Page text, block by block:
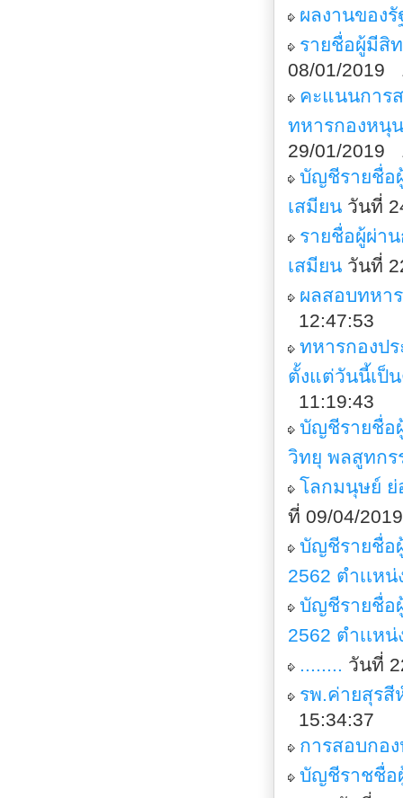
ผลงานของ
รายชื่อผู้มีสิ
08/01/2019
คะแนนการ
ทหารกองหนุ
29/01/2019
บัญชีรายชื่อ
เสมียน วันที่
รายชื่อผู้ผ่า
เสมียน วันที่
ผลสอบทหา
12:47:53
ทหารกองป
ตั้งแต่วันนี้เป็
11:19:43
บัญชีรายชื่อ
วิทยุ พลสูทกร
โลกมนุษย์
ที่ 09/04/
บัญชีรายชื่อ
2562 ตำเเห
บัญชีรายชื่อ
2562 ตำเเห
........ วันที่
รพ.ค่ายสุรสี
15:34:37
การสอบกอ
บัญชีราชชื่อ